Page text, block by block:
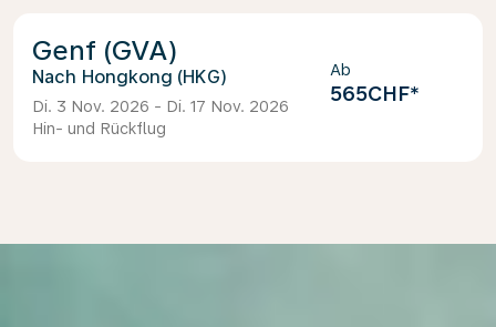
Genf (GVA)
Hongkong (HKG)
Di. 3 Nov. 2026 - Di. 17 Nov. 2026
Hin- und Rückflug
Ab
565CHF*